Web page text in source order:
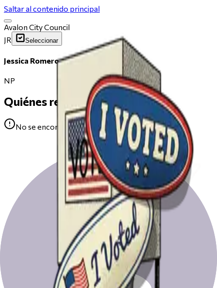
Saltar al contenido principal
Avalon City Council
JR
Seleccionar
Jessica Romero
NP
Quiénes respaldan
No se encontraron avales para Jessica Romero.
Prepárate para votar el día de las
elecciones